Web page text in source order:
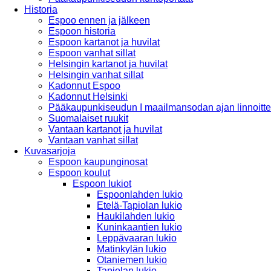
Historia
Espoo ennen ja jälkeen
Espoon historia
Espoon kartanot ja huvilat
Espoon vanhat sillat
Helsingin kartanot ja huvilat
Helsingin vanhat sillat
Kadonnut Espoo
Kadonnut Helsinki
Pääkaupunkiseudun I maailmansodan ajan
Suomalaiset ruukit
Vantaan kartanot ja huvilat
Vantaan vanhat sillat
Kuvasarjoja
Espoon kaupunginosat
Espoon koulut
Espoon lukiot
Espoonlahden lukio
Etelä-Tapiolan lukio
Haukilahden lukio
Kuninkaantien lukio
Leppävaaran lukio
Matinkylän lukio
Otaniemen lukio